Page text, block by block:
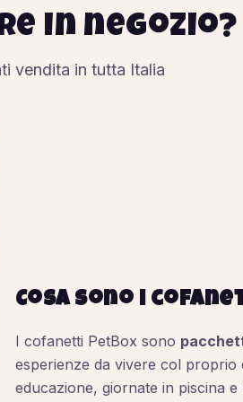
in negozio?
vendita in tutta Italia
Cosa sono i
I cofanetti PetBox sono
esperienze da vivere col
educazione, giornate in piscina